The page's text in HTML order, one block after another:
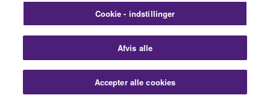
Kontakt osBetingelser og vilkårFortrolighedspolitik
CookiepolitikImprint
© Yamaha Corporation.
Cookie - indstillinger
Afvis alle
Accepter alle cookies